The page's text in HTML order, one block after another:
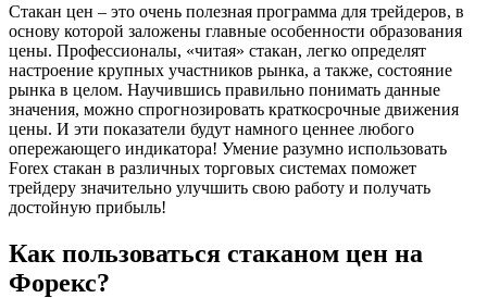
Стакан цен – это очень полезная программа для трейдеров, в
основу которой заложены главные особенности образования
цены. Профессионалы, «читая» стакан, легко определят
настроение крупных участников рынка, а также, состояние
рынка в целом. Научившись правильно понимать данные
значения, можно спрогнозировать краткосрочные движения
цены. И эти показатели будут намного ценнее любого
опережающего индикатора! Умение разумно использовать
Forex стакан в различных торговых системах поможет
трейдеру значительно улучшить свою работу и получать
достойную прибыль!
Как пользоваться стаканом цен на
Форекс?